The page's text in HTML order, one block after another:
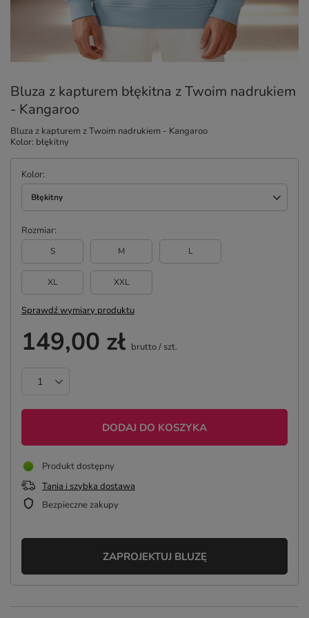
Bluza z kapturem błękitna z Twoim nadrukiem
- Kangaroo
Bluza z kapturem z Twoim nadrukiem - Kangaroo
Kolor: błękitny
Kolor
Błękitny
Rozmiar
S M L
XL XXL
Sprawdź wymiary produktu
149,00 zł brutto/ szt.
DODAJ DO KOSZYKA
Produkt dostępny
Tania i szybka dostawa
Bezpieczne zakupy
ZAPROJEKTUJ BLUZĘ